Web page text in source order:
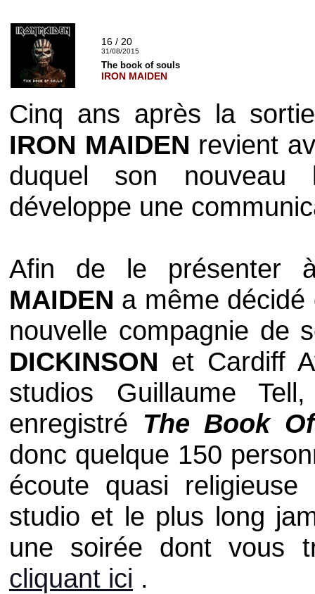
16 / 20
31/08/2015
The book of souls
IRON MAIDEN
Cinq ans après la
IRON MAIDEN revient
duquel son
développe une
Afin de le présenter
MAIDEN a même
nouvelle compagnie de
DICKINSON et Cardiff
studios Guillaume Tell
enregistré The Book
donc quelque 150
écoute quasi
studio et le plus long
une soirée dont vous
cliquant ici .